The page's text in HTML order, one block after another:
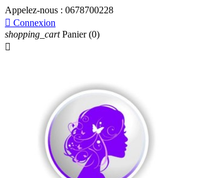
Appelez-nous : 0678700228
 Connexion
shopping_cart Panier (0)
